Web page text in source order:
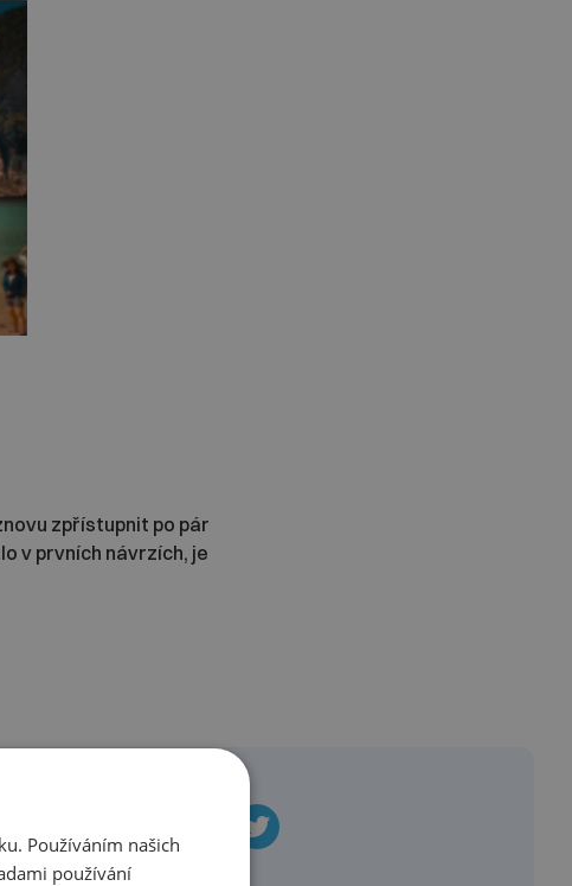
zpřístupnit po pár
v prvních návrzích, je
Používáním našich
používání